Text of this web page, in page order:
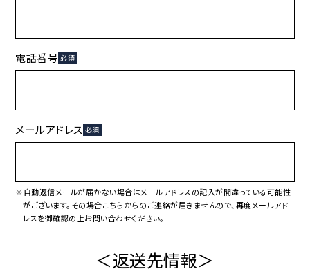
電話番号 必須
メールアドレス 必須
※自動返信メールが届かない場合はメールアドレスの記入が間違っている可能性
がございます。その場合こちらからのご連絡が届きませんので、再度メールアド
レスを御確認の上お問い合わせください。
＜返送先情報＞